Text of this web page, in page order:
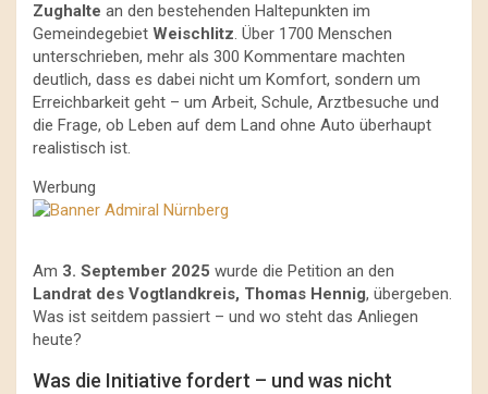
Zughalte an den bestehenden Haltepunkten im
Gemeindegebiet Weischlitz. Über 1700 Menschen
unterschrieben, mehr als 300 Kommentare machten
deutlich, dass es dabei nicht um Komfort, sondern um
Erreichbarkeit geht – um Arbeit, Schule, Arztbesuche und
die Frage, ob Leben auf dem Land ohne Auto überhaupt
realistisch ist.
Werbung
Am 3. September 2025 wurde die Petition an den
Landrat des Vogtlandkreis, Thomas Hennig, übergeben.
Was ist seitdem passiert – und wo steht das Anliegen
heute?
Was die Initiative fordert – und was nicht